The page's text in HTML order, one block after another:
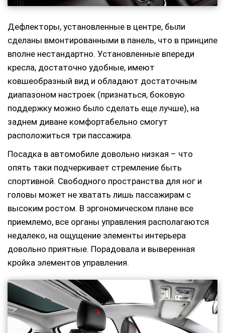
Дефлекторы, установленные в центре, были
сделаны вмонтированными в панель, что в принципе
вполне нестандартно. Установленные впереди
кресла, достаточно удобные, имеют
ковшеобразный вид и обладают достаточным
диапазоном настроек (признаться, боковую
поддержку можно было сделать еще лучше), на
заднем диване комфортабельно смогут
расположиться три пассажира.
Посадка в автомобиле довольно низкая – что
опять таки подчеркивает стремление быть
спортивной. Свободного пространства для ног и
головы может не хватать лишь пассажирам с
высоким ростом. В эргономическом плане все
приемлемо, все органы управления располагаются
недалеко, на ощущение элементы интерьера
довольно приятные. Порадовала и выверенная
кройка элементов управления.